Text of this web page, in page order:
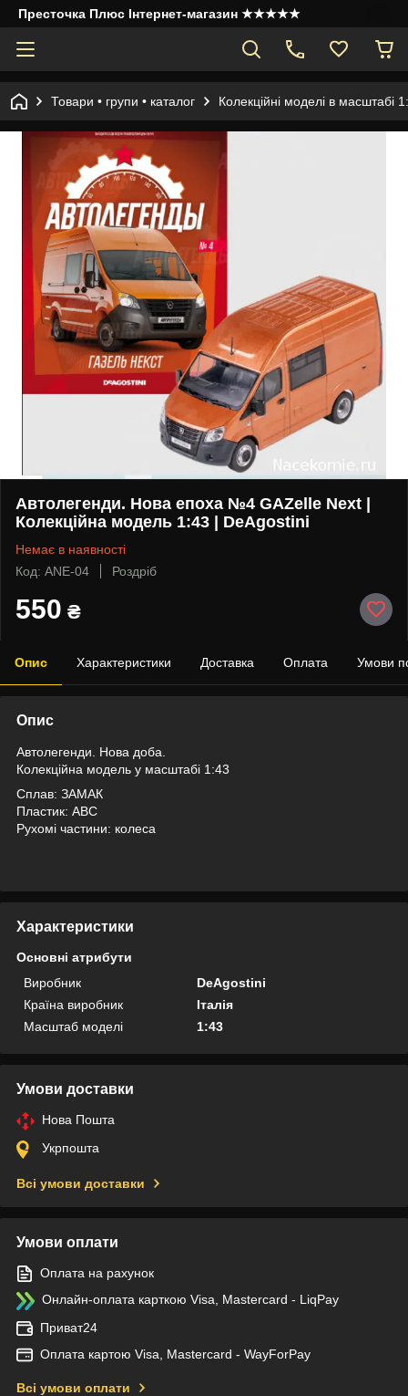
Престочка Плюс Інтернет-магазин ★★★★★
Товари • групи • каталог Колекційні моделі в масштабі
Автолегенди. Нова епоха №4 GAZelle Next |
Колекційна модель 1:43 | DeAgostini
Немає в наявності
Код: ANE-04
Роздріб
550 ₴
Опис Характеристики Доставка Оплата Умови
Опис
Автолегенди. Нова доба.
Колекційна модель у масштабі 1:43
Сплав: ЗАМАК
Пластик: АВС
Рухомі частини: колеса
Характеристики
Основні атрибути
Виробник
DeAgostini
Країна виробник
Італія
Масштаб моделі
1:43
Умови доставки
Нова Пошта
Укрпошта
Всі умови доставки
Умови оплати
Оплата на рахунок
Онлайн-оплата карткою Visa, Mastercard - LiqPay
Приват24
Оплата картою Visa, Mastercard - WayForPay
Всі умови оплати